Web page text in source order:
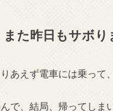
また昨日もサボり
あえず電車には乗って
で、結局、帰ってしま